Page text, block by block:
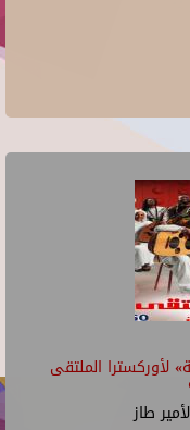
لأوركسترا الملتقى
طاز